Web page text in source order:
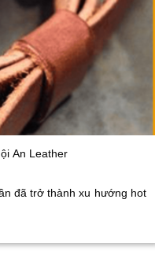
An Leather
đã trở thành xu hướng hot